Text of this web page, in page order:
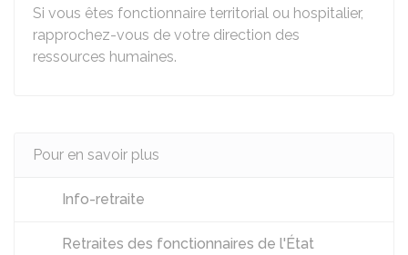
Si vous êtes fonctionnaire territorial ou hospitalier,
rapprochez-vous de votre direction des
ressources humaines.
Pour en savoir plus
Info-retraite
Retraites des fonctionnaires de l'État